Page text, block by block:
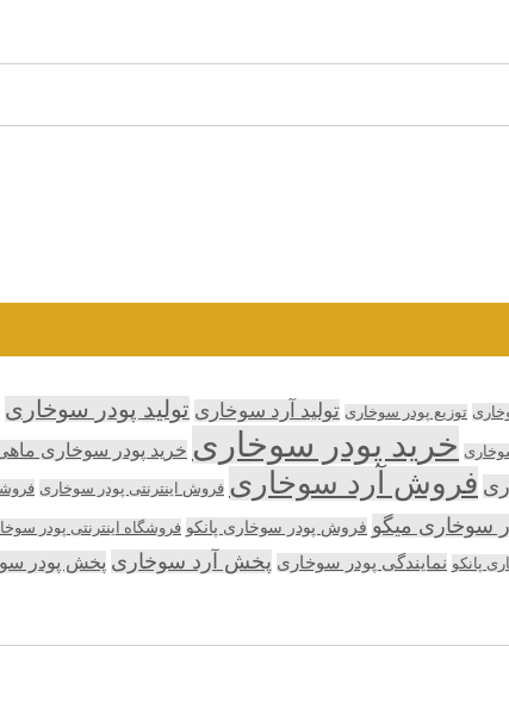
توزیع پودر سوخاری تولید آرد سوخاری تولید پودر سوخاری
خرید پودر سوخاری خرید پودر سوخاری
فروش آرد سوخاری فروش اینترنتی پودر سوخاری
سوخاری میگو فروش پودر سوخاری پانکو فروشگاه اینترنتی پودر
پانکو نمایندگی پودر سوخاری پخش آرد سوخاری پخش پودر